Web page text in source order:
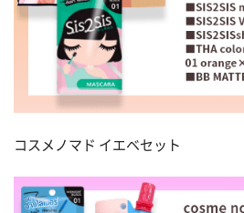
コスメノマド イエベセット